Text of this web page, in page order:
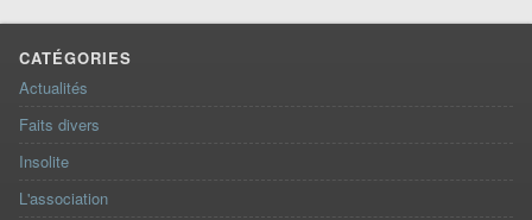
CATÉGORIES
Actualités
Faits divers
Insolite
L'association